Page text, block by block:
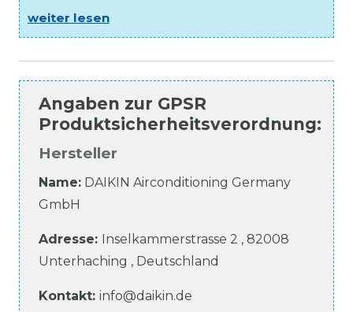
weiter lesen
Angaben zur GPSR
Produktsicherheitsverordnung:
Hersteller
Name: DAIKIN Airconditioning Germany
GmbH
Adresse: Inselkammerstrasse 2 , 82008
Unterhaching , Deutschland
Kontakt: info@daikin.de